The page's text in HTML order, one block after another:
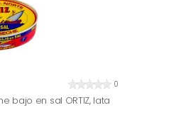
0
bajo en sal ORTIZ, lata